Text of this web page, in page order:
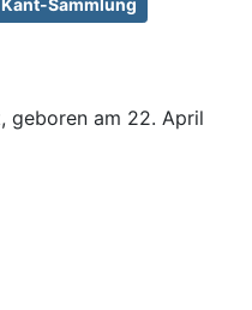
geboren am 22. April